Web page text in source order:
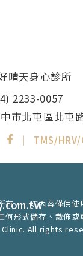
晴天身心診所
2233-0057
市北屯區北屯
｜ TMS/HRV/
有，一切內容僅供使
何形式儲存、散佈
All rights